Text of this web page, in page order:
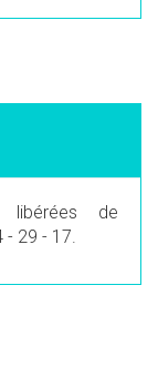
de
- 29 - 17.